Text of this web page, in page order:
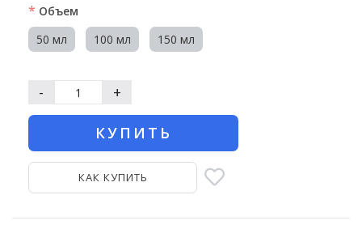
* Объем
50 мл
100 мл 150 мл
- +
КУПИТЬ
КАК КУПИТЬ